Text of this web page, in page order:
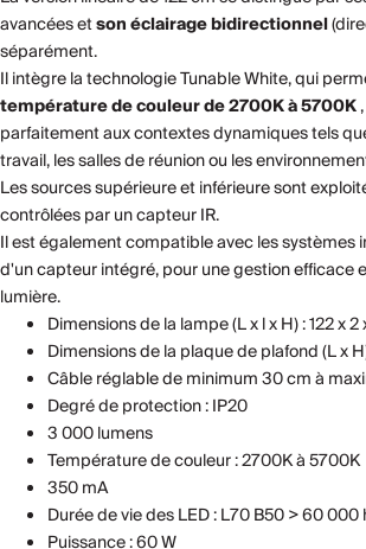
avancées etson éclairage bidirectionnel
séparément.
Il intègre la technologie Tunable White, qui
température de couleur de 2700K à 5700K
parfaitement aux contextes dynamiques tels
travail, les salles de réunion ou les
Les sources supérieure et inférieure sont
contrôlées par un capteur IR.
Il est également compatible avec les systèmes
d'un capteur intégré, pour une gestion efficace
lumière.
Dimensions de la lampe (L x l x H) : 122 x 2
Dimensions de la plaque de plafond (L x
Câble réglable de minimum 30 cm à
Degré de protection : IP20
3 000 lumens
Température de couleur : 2700K à 5700K
350 mA
Durée de vie des LED : L70 B50 > 60 000
Puissance : 60 W